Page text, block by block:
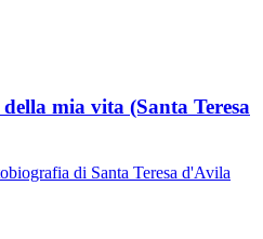
mia vita (Santa Teresa
di Santa Teresa d'Avila